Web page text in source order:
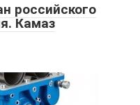
российского
Камаз